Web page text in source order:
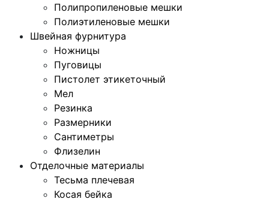
Полипропиленовые мешки
Полиэтиленовые мешки
Швейная фурнитура
Ножницы
Пуговицы
Пистолет этикеточный
Мел
Резинка
Размерники
Сантиметры
Флизелин
Отделочные материалы
Тесьма плечевая
Косая бейка